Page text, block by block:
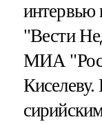
"Вести
МИА
Киселеву.